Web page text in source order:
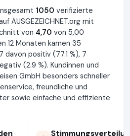
1050 verifizierte
AUSGEZEICHNET.org mit
von 4,70 von 5,00
12 Monaten kamen 35
davon positiv (77.1 %), 7
(2.9 %). Kundinnen und
GmbH besonders schneller
freundliche und
sowie einfache und effiziente